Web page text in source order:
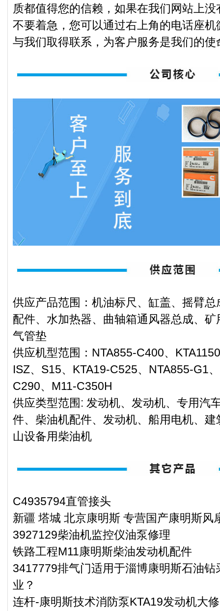
质都值得您的信赖，如果在我们网站上
不要着急，您可以通过右上角的电话座
与我们取得联系，为客户服务是我们的
供应产品范围：机油标尺、缸盖、摇臂
配件、水加热器、曲轴箱通风器总成、
气管垫
供应机型范围：NTA855-C400、
ISZ、S15、KTA19-C525、NTA855-G1
C290、M11-C350H
供应类型范围: 发动机、发动机、专用汽
件、柴油机配件、发动机、船用电机、
山设备用柴油机
C4935794直管接头
新疆 塔城 北京康明斯 专营国产康明斯风
3927129柴油机监控仪油泵修理
铁路工程M11康明斯柴油发动机配件
3417779排气门适用于淄博康明斯石油钻
业？
连杆-康明斯技术消防泵KTA19发动机大